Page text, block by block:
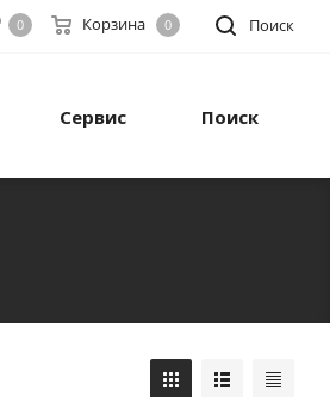
Поиск
0 Корзина 0
Сервис Поиск